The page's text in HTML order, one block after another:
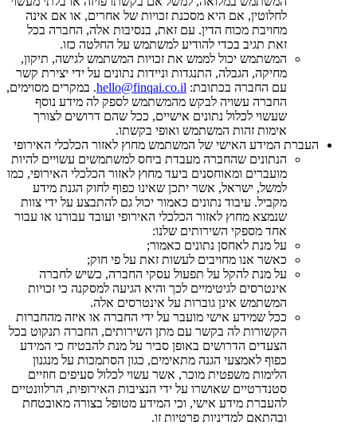
לחלוטין, אם היא מסכנת זכויות של אחרים, או אם אינה
מחויבת מכוח הדין. עם זאת, בנסיבות אלה, החברה בכל
זאת תגיב בכדי להודיע למשתמש על החלטה כזו.
המשתמש יכול לממש את זכויות המשתמש לגישה, תיקון,
מחיקה, הגבלה, התנגדות וניידות נתונים על ידי יצירת קשר
עם החברה בכתובת: hello@finqai.co.il. במקרים מסוימים,
החברה עשויה לבקש מהמשתמש לספק לה מידע נוסף
שעשוי לכלול נתונים אישיים, ככל שהם דרושים לצורך
אימות זהות המשתמש ואופי בקשתו.
העברת המידע האישי של המשתמש מחוץ לאזור הכלכלי האירופי
הנתונים שהחברה מעבדת ביחס למשתמשים עשויים להיות
מועברים ומאוחסנים ביעד מחוץ לאזור הכלכלי האירופי, כמו
למשל, ישראל, אשר יתכן שאינו כפוף לחוק הגנת מידע
מקביל. עיבוד נתונים כאמור יכול גם להתבצע על ידי צוות
שנמצא מחוץ לאזור הכלכלי האירופי ועובד עבורנו או עבור
אחד מספקי השירותים שלנו:
על מנת לאחסן נתונים כאמור;
כאשר אנו מחויבים לעשות זאת על פי חוק;
על מנת להקל על תפעול עסקי החברה, כשיש לחברה
אינטרסים לגיטימיים לכך והיא הגיעה למסקנה כי זכויות
המשתמש אינן גוברות על אינטרסים אלה.
ככל שמידע אישי מועבר על ידי החברה או איזה מהחברות
הקשורות לה בקשר עם מתן השירותים, החברה תנקוט בכל
הצעדים הדרושים באופן סביר על מנת להבטיח כי המידע
כפוף לאמצעי הגנה מתאימים, כגון הסתמכות על מנגנון
הלימות משפטית מוכר, אשר עשוי לכלול סעיפים חוזיים
סטנדרטיים שאושרו על ידי הנציבות האירופית, הרלוונטיים
להעברת מידע אישי, וכי המידע מטופל בצורה מאובטחת
ובהתאם למדיניות פרטיות זו.